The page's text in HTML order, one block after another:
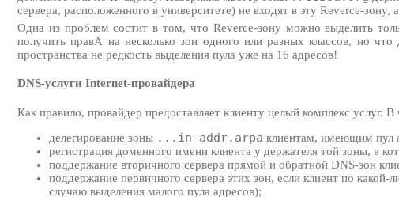
сервера, расположенного в университете) не входят в эту Reverce-зону,
Одна из проблем состит в том, что Reverce-зону можно выделить
получить правА на несколько зон одного или разных классов, но
пространства не редкость выделения пула уже на 16 адресов!
DNS-услуги Internet-провайдера
Как правило, провайдер предоставляет клиенту целый комплекс услуг.
делегирование зоны ...in-addr.arpa клиентам, имеющим пул
регистрация доменного имени клиента у держателя той зоны, в
поддержание вторичного сервера прямой и обратной DNS-зон
поддержание первичного сервера этих зон, если клиент по
случаю выделения малого пула адресов);